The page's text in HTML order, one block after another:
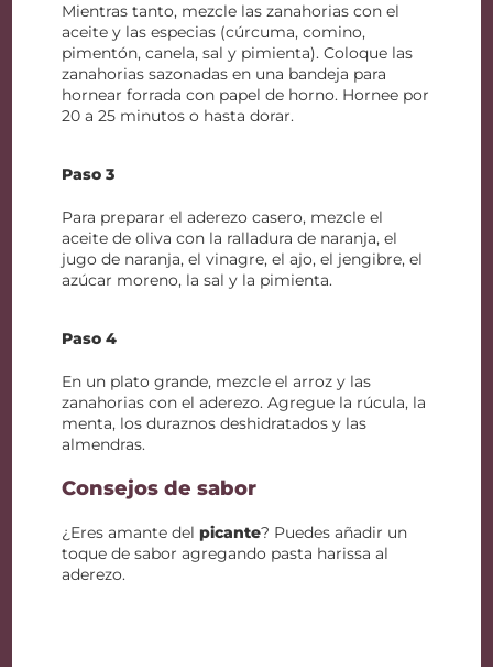
Mientras tanto, mezcle las zanahorias con el
aceite y las especias (cúrcuma, comino,
pimentón, canela, sal y pimienta). Coloque las
zanahorias sazonadas en una bandeja para
hornear forrada con papel de horno. Hornee por
20 a 25 minutos o hasta dorar.
Paso 3
Para preparar el aderezo casero, mezcle el
aceite de oliva con la ralladura de naranja, el
jugo de naranja, el vinagre, el ajo, el jengibre, el
azúcar moreno, la sal y la pimienta.
Paso 4
En un plato grande, mezcle el arroz y las
zanahorias con el aderezo. Agregue la rúcula, la
menta, los duraznos deshidratados y las
almendras.
Consejos de sabor
¿Eres amante delpicante? Puedes añadir un
toque de sabor agregando pasta harissa al
aderezo.